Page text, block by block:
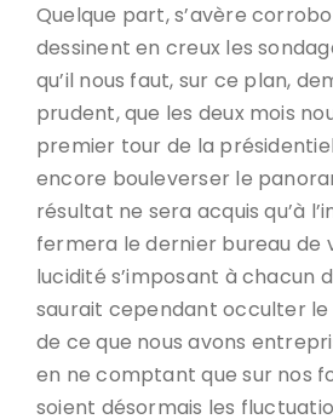
Quelque part, s’avère
dessinent en creux les
qu’il nous faut, sur ce plan,
prudent, que les deux mois
premier tour de la
encore bouleverser le
résultat ne sera acquis qu’à
fermera le dernier bureau de
lucidité s’imposant à chacun
saurait cependant occulter le
de ce que nous avons
en ne comptant que sur nos
soient désormais les